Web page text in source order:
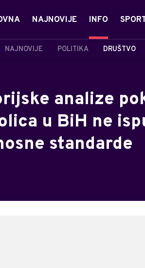
NAJNOVIJE INFO
NAJNOVIJE POLITIKA DRUŠTVO
analize
u BiH ne
standarde